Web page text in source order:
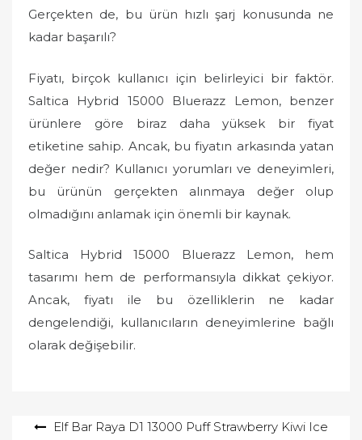
Gerçekten de, bu ürün hızlı şarj konusunda ne
kadar başarılı?
Fiyatı, birçok kullanıcı için belirleyici bir faktör.
Saltica Hybrid 15000 Bluerazz Lemon, benzer
ürünlere göre biraz daha yüksek bir fiyat
etiketine sahip. Ancak, bu fiyatın arkasında yatan
değer nedir? Kullanıcı yorumları ve deneyimleri,
bu ürünün gerçekten alınmaya değer olup
olmadığını anlamak için önemli bir kaynak.
Saltica Hybrid 15000 Bluerazz Lemon, hem
tasarımı hem de performansıyla dikkat çekiyor.
Ancak, fiyatı ile bu özelliklerin ne kadar
dengelendiği, kullanıcıların deneyimlerine bağlı
olarak değişebilir.
Yazı
Elf Bar Raya D1 13000 Puff Strawberry Kiwi Ice